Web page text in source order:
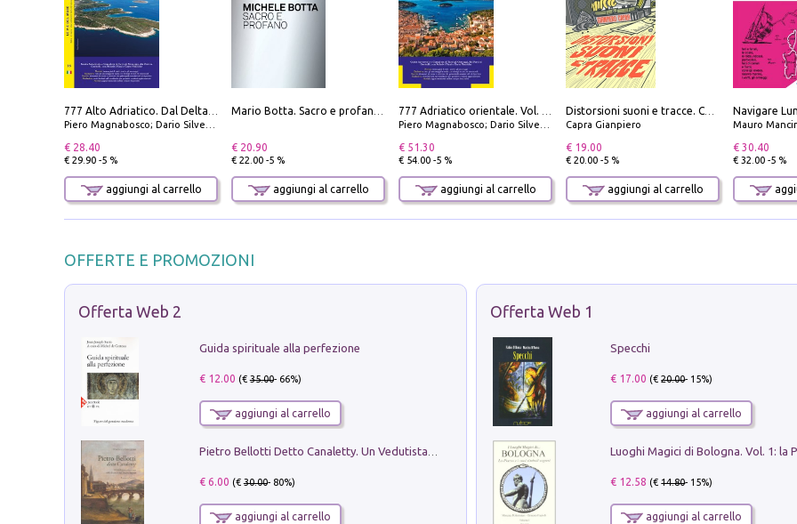
777 Alto Adriatico. Dal Delta del Po a Capo Promontore. Con QR Code
Piero Magnabosco; Dario Silvestro; Marco Sbrizzi
€ 28.40
€ 29.90 -5 %
aggiungi al carrello
Mario Botta. Sacro e profano-Sacred and profane
€ 20.90
€ 22.00 -5 %
aggiungi al carrello
777 Adriatico orientale. Vol. 2: Costa della Dalmazia da Zara a Molunat, Isole della Dalmazia Meridionale e Montenegro
Piero Magnabosco; Dario Silvestro; Marco Sbrizzi
€ 51.30
€ 54.00 -5 %
aggiungi al carrello
Distorsioni suoni e tracce. Columns, storie e playlist dalla scena hardcore punk italiana degli anni '90
Capra Gianpiero
€ 19.00
€ 20.00 -5 %
aggiungi al carrello
Mauro
€ 30.40
€ 32.00 -5 %
OFFERTE E PROMOZIONI
Offerta Web 2
Guida spirituale alla perfezione
€ 12.00 (€35.00- 66%)
aggiungi al carrello
Pietro Bellotti Detto Canaletty. Un Vedutista Veneziano nella Francia dell'Ancien Régime
€ 6.00 (€30.00- 80%)
aggiungi al carrello
Offerta Web 1
Specchi
€ 17.00 (€20.00- 15%)
aggiungi al carrello
€ 12.58 (€14.80- 15%)
aggiungi al carrello